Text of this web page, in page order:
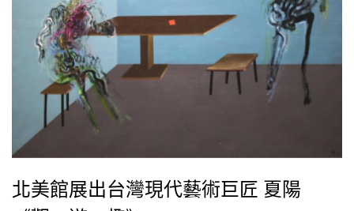
北美館展出台灣現代藝術巨匠 夏陽